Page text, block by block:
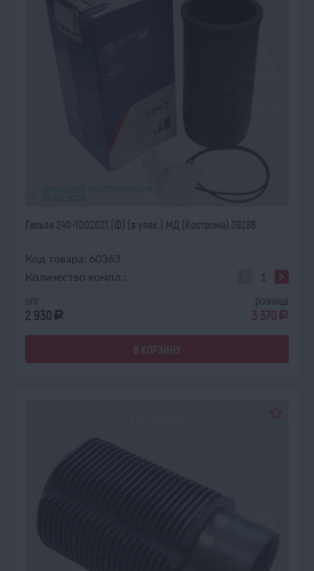
ОЖИДАЕТ ПОСТУПЛЕНИЯ
14.08.2026
Гильза 240-1002021 (Ф) (в упак.) МД (Кострома) 39286
Код товара: 60363
Количество компл.:
опт
2 930 a
розница
3 370 a
В КОРЗИНУ